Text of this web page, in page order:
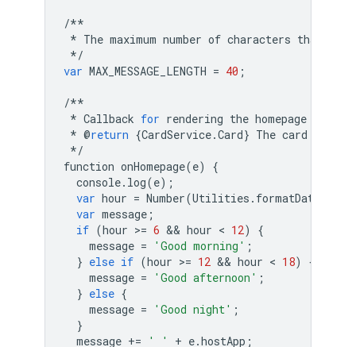
/**
* The maximum number of characters that
*/
var MAX_MESSAGE_LENGTH = 40 ;
/**
* Callback for rendering the homepage
* @return {CardService.Card} The card
*/
function onHomepage(e)
{
console. log(e);
var hour = Number(Utilities . formatDate
var message ;
if (hour >= 6 && hour < 12)
{
message = 'Good morning' ;
} else if (hour >= 12 && hour < 18)
{
message = 'Good afternoon' ;
} else {
message = 'Good night' ;
}
message += ' ' + e.hostApp ;